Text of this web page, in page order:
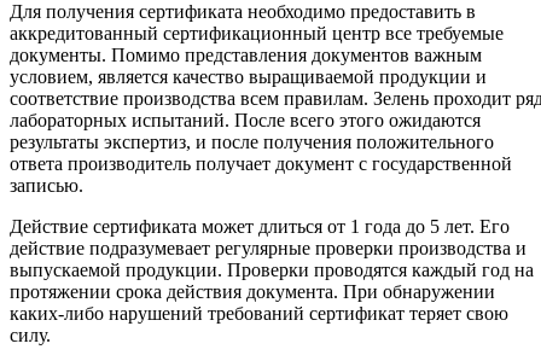
Для получения сертификата необходимо предоставить в
аккредитованный сертификационный центр все требуемые
документы. Помимо представления документов важным
условием, является качество выращиваемой продукции и
соответствие производства всем правилам. Зелень проходит
лабораторных испытаний. После всего этого ожидаются
результаты экспертиз, и после получения положительного
ответа производитель получает документ с государственной
записью.
Действие сертификата может длиться от 1 года до 5 лет. Его
действие подразумевает регулярные проверки производства и
выпускаемой продукции. Проверки проводятся каждый год на
протяжении срока действия документа. При обнаружении
каких-либо нарушений требований сертификат теряет свою
силу.